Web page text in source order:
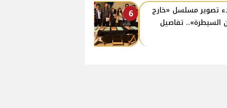
6
تصوير مسلسل «خارج
السيطرة».. تفاصيل